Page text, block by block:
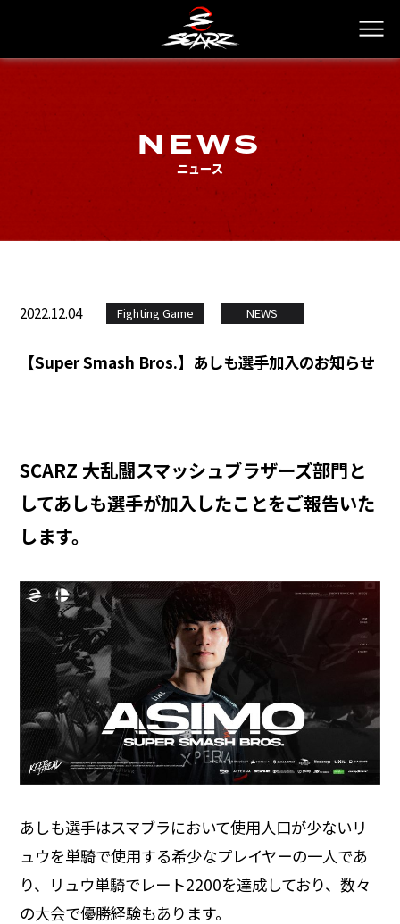
NEWS
ニュース
2022.12.04 Fighting Game NEWS
【Super Smash Bros.】あしも選手加入のお知らせ
SCARZ 大乱闘スマッシュブラザーズ部門と
してあしも選手が加入したことをご報告いた
します。
あしも選手はスマブラにおいて使用人口が少ないリ
ュウを単騎で使用する希少なプレイヤーの一人であ
り、リュウ単騎でレート2200を達成しており、数々
の大会で優勝経験もあります。